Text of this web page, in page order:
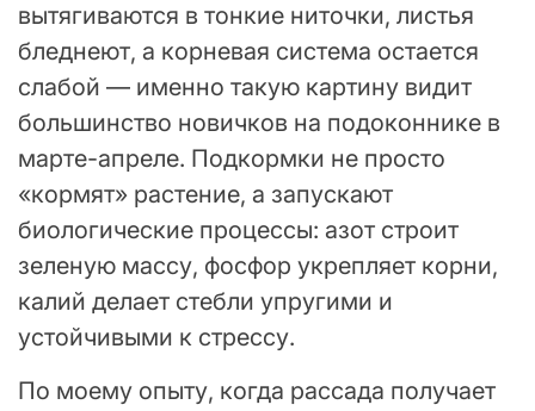
вытягиваются в тонкие ниточки, листья
бледнеют, а корневая система остается
слабой — именно такую картину видит
большинство новичков на подоконнике в
марте-апреле. Подкормки не просто
«кормят» растение, а запускают
биологические процессы: азот строит
зеленую массу, фосфор укрепляет корни,
калий делает стебли упругими и
устойчивыми к стрессу.
По моему опыту, когда рассада получает